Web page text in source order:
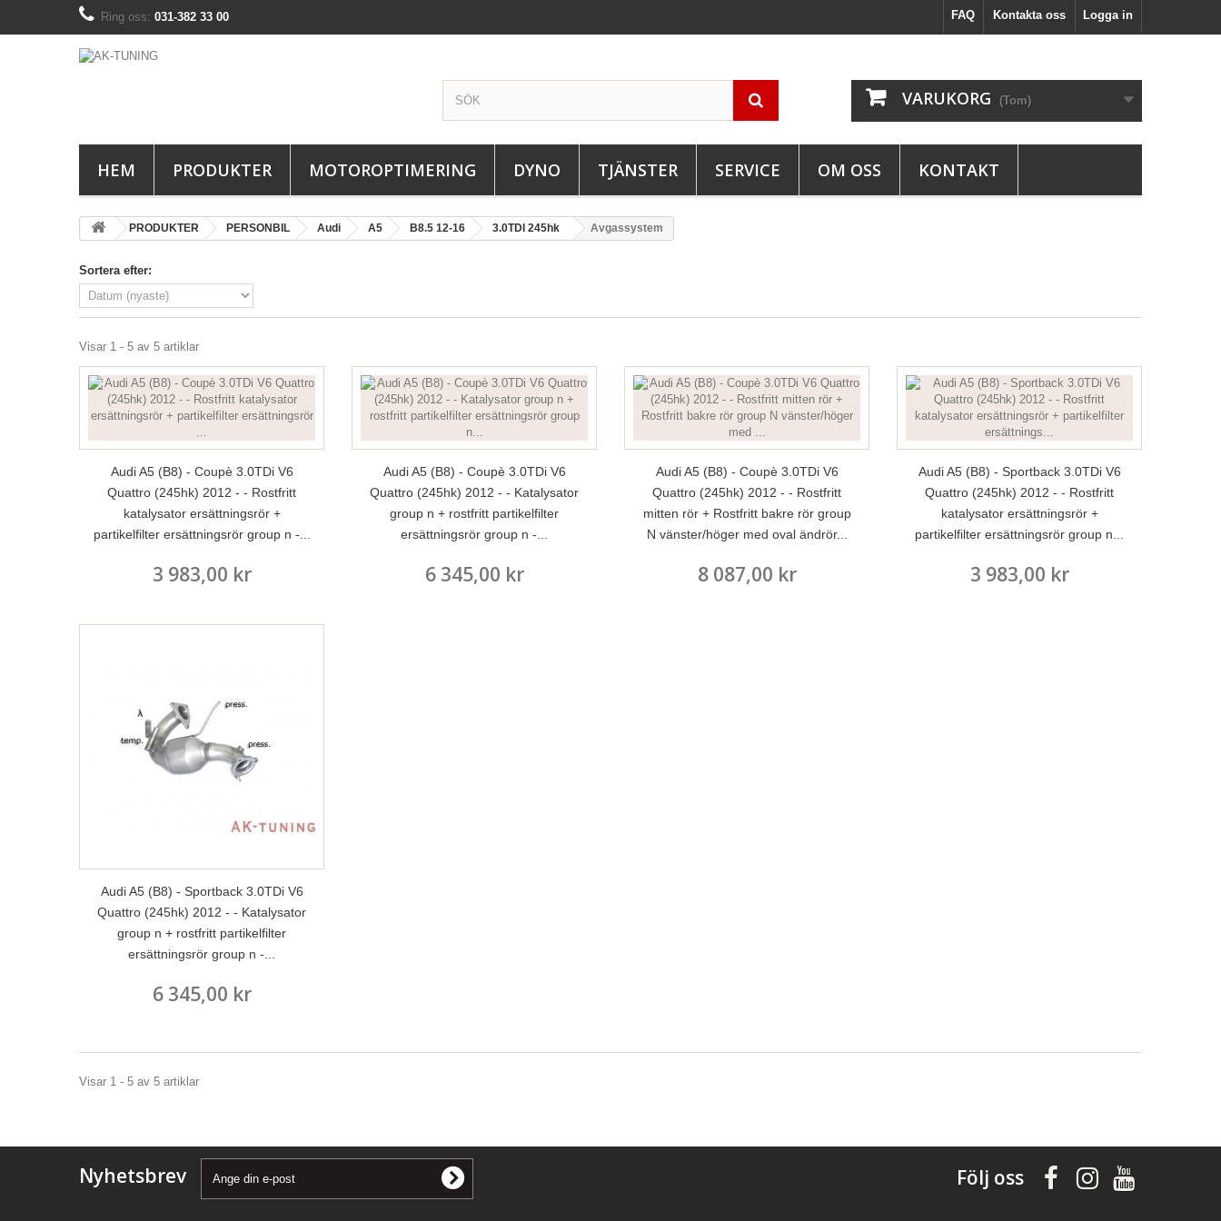
Logga in
Kontakta oss
FAQ
Ring oss: 031-382 33 00
VARUKORG (Tom)
HEM PRODUKTER MOTOROPTIMERING DYNO TJÄNSTER SERVICE OM OSS KONTAKT
PRODUKTER PERSONBIL Audi A5 B8.5 12-16 3.0TDI 245hk Avgassystem
Sortera efter:
Visar 1 - 5 av 5 artiklar
Audi A5 (B8) - Coupè 3.0TDi V6
Quattro (245hk) 2012 - - Rostfritt
katalysator ersättningsrör +
partikelfilter ersättningsrör group n -...
3 983,00 kr
Audi A5 (B8) - Coupè 3.0TDi V6
Quattro (245hk) 2012 - - Katalysator
group n + rostfritt partikelfilter
ersättningsrör group n -...
6 345,00 kr
Audi A5 (B8) - Coupè 3.0TDi V6
Quattro (245hk) 2012 - - Rostfritt
mitten rör + Rostfritt bakre rör group
N vänster/höger med oval ändrör...
8 087,00 kr
Audi A5 (B8) - Sportback 3.0TDi V6
Quattro (245hk) 2012 - - Rostfritt
katalysator ersättningsrör +
partikelfilter ersättningsrör group n...
3 983,00 kr
Audi A5 (B8) - Sportback 3.0TDi V6
Quattro (245hk) 2012 - - Katalysator
group n + rostfritt partikelfilter
ersättningsrör group n -...
6 345,00 kr
Visar 1 - 5 av 5 artiklar
Nyhetsbrev Följ oss